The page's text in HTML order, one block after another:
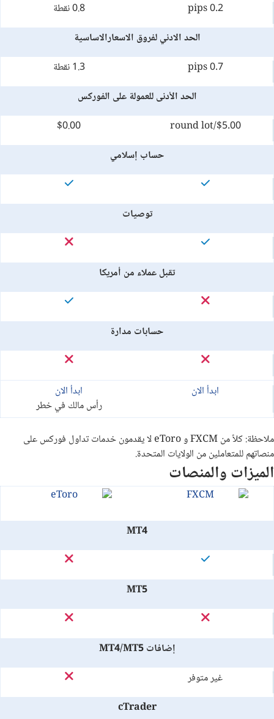
0.2 pips
0.8 نقطة
الحد الادني لفروق الاسعارالاساسية
0.7 pips
1.3 نقطة
الحد الأدنى للعمولة على الفوركس
$5.00/round lot
$0.00
حساب إسلامي
توصيات
تقبل عملاء من أمريكا
حسابات مدارة
ابدأ الان
ابدأ الان
رأس مالك في خطر
ملاحظة: كلاً من FXCM و eToro لا يقدمون خدمات تداول فوركس على
منصاتهم للمتعاملين من الولايات المتحدة.
الميزات والمنصات
MT4
MT5
إضافات MT4/MT5
غير متوفر
cTrader